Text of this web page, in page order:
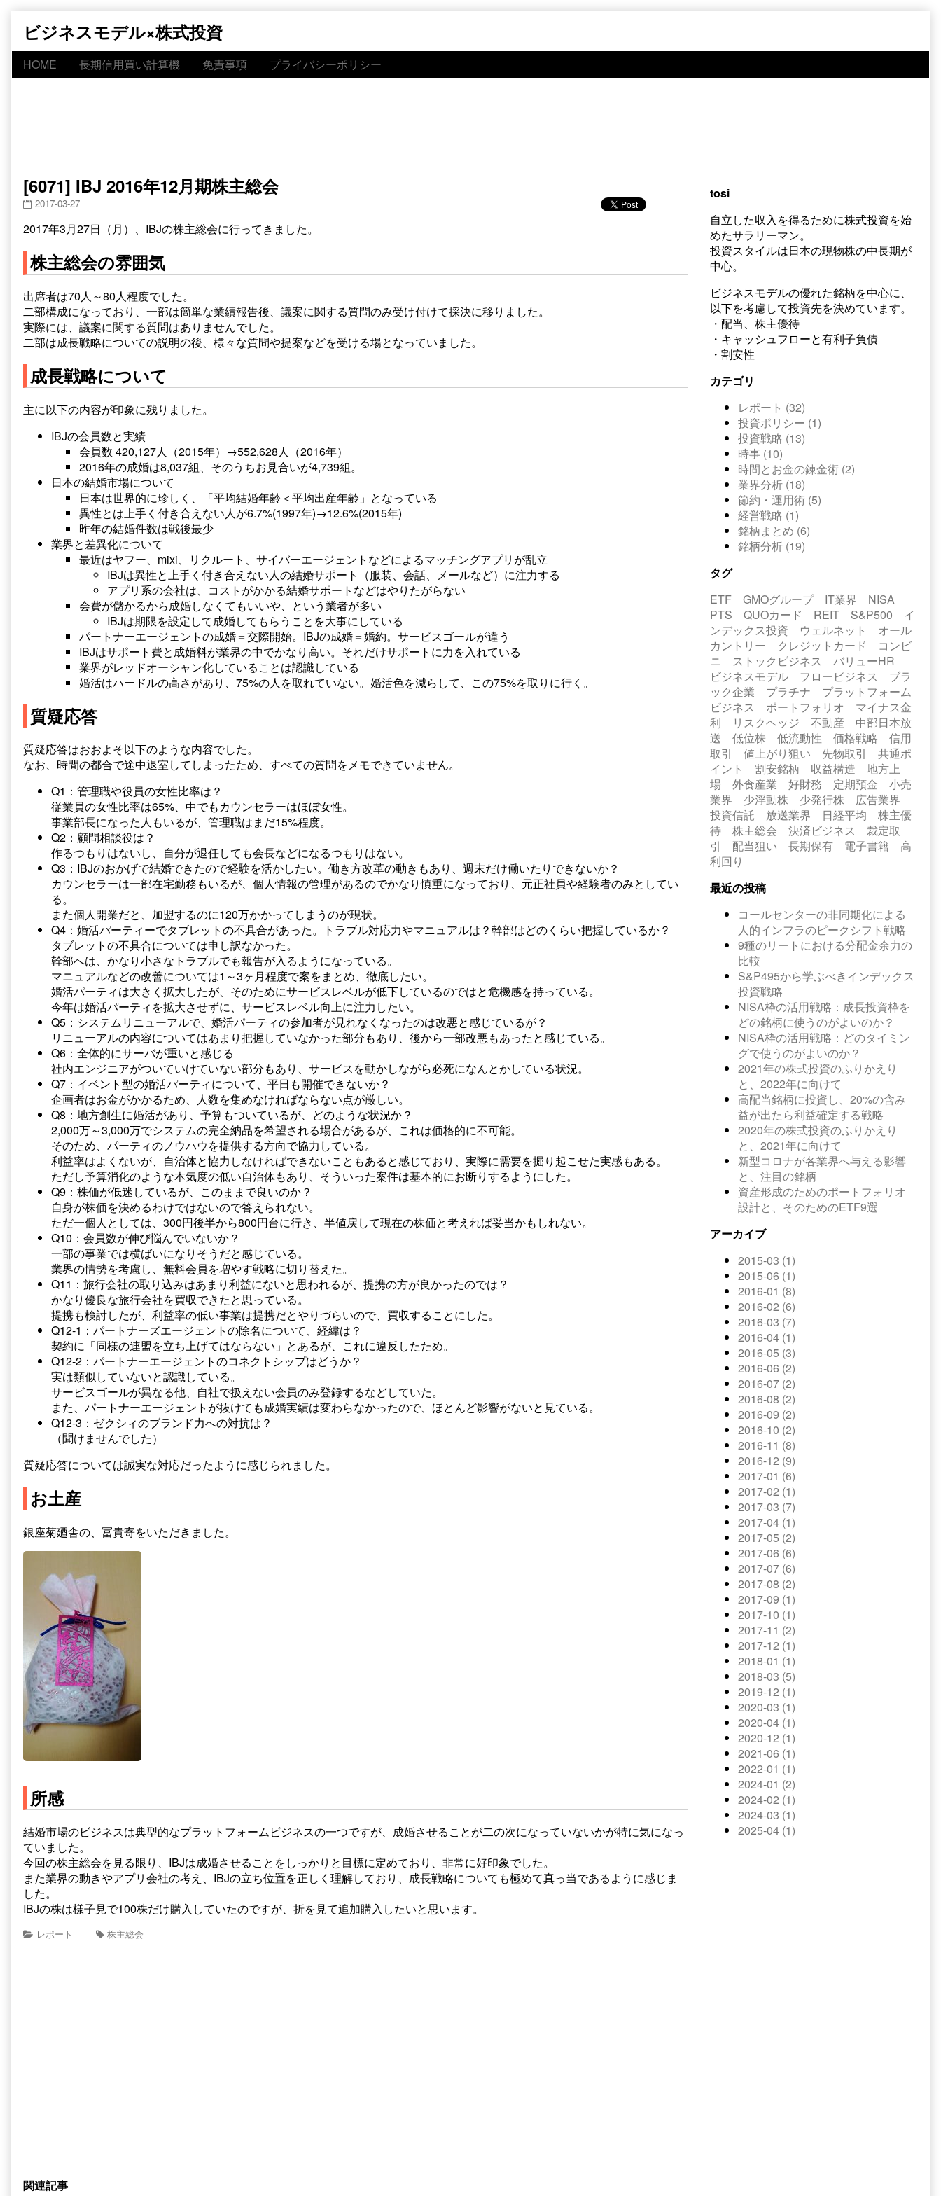
content
ビジネスモデル×株式投資
HOME 長期信用買い計算機 免責事項 プライバシーポリシー
[6071] IBJ 2016年12月期株主総会
2017-03-27
2017年3月27日（月）、IBJの株主総会に行ってきました。
株主総会の雰囲気
出席者は70人～80人程度でした。
二部構成になっており、一部は簡単な業績報告後、議案に関する質問のみ受け付けて採決に移りました。
実際には、議案に関する質問はありませんでした。
二部は成長戦略についての説明の後、様々な質問や提案などを受ける場となっていました。
成長戦略について
主に以下の内容が印象に残りました。
IBJの会員数と実績
会員数 420,127人（2015年）→552,628人（2016年）
2016年の成婚は8,037組、そのうちお見合いが4,739組。
日本の結婚市場について
日本は世界的に珍しく、「平均結婚年齢＜平均出産年齢」となっている
異性とは上手く付き合えない人が6.7%(1997年)→12.6%(2015年)
昨年の結婚件数は戦後最少
業界と差異化について
最近はヤフー、mixi、リクルート、サイバーエージェントなどによるマッチングアプリが乱立
IBJは異性と上手く付き合えない人の結婚サポート（服装、会話、メールなど）に注力する
アプリ系の会社は、コストがかかる結婚サポートなどはやりたがらない
会費が儲かるから成婚しなくてもいいや、という業者が多い
IBJは期限を設定して成婚してもらうことを大事にしている
パートナーエージェントの成婚＝交際開始。IBJの成婚＝婚約。サービスゴールが違う
IBJはサポート費と成婚料が業界の中でかなり高い。それだけサポートに力を入れている
業界がレッドオーシャン化していることは認識している
婚活はハードルの高さがあり、75%の人を取れていない。婚活色を減らして、この75%を取りに行く。
質疑応答
質疑応答はおおよそ以下のような内容でした。
なお、時間の都合で途中退室してしまったため、すべての質問をメモできていません。
Q1：管理職や役員の女性比率は？
従業員の女性比率は65%、中でもカウンセラーはほぼ女性。
事業部長になった人もいるが、管理職はまだ15%程度。
Q2：顧問相談役は？
作るつもりはないし、自分が退任しても会長などになるつもりはない。
Q3：IBJのおかげで結婚できたので経験を活かしたい。働き方改革の動きもあり、週末だけ働いたりできないか？
カウンセラーは一部在宅勤務もいるが、個人情報の管理があるのでかなり慎重になっており、元正社員や経験者のみとしてい
る。
また個人開業だと、加盟するのに120万かかってしまうのが現状。
Q4：婚活パーティーでタブレットの不具合があった。トラブル対応力やマニュアルは？幹部はどのくらい把握しているか？
タブレットの不具合については申し訳なかった。
幹部へは、かなり小さなトラブルでも報告が入るようになっている。
マニュアルなどの改善については1～3ヶ月程度で案をまとめ、徹底したい。
婚活パーティは大きく拡大したが、そのためにサービスレベルが低下しているのではと危機感を持っている。
今年は婚活パーティを拡大させずに、サービスレベル向上に注力したい。
Q5：システムリニューアルで、婚活パーティの参加者が見れなくなったのは改悪と感じているが？
リニューアルの内容についてはあまり把握していなかった部分もあり、後から一部改悪もあったと感じている。
Q6：全体的にサーバが重いと感じる
社内エンジニアがついていけていない部分もあり、サービスを動かしながら必死になんとかしている状況。
Q7：イベント型の婚活パーティについて、平日も開催できないか？
企画者はお金がかかるため、人数を集めなければならない点が厳しい。
Q8：地方創生に婚活があり、予算もついているが、どのような状況か？
2,000万～3,000万でシステムの完全納品を希望される場合があるが、これは価格的に不可能。
そのため、パーティのノウハウを提供する方向で協力している。
利益率はよくないが、自治体と協力しなければできないこともあると感じており、実際に需要を掘り起こせた実感もある。
ただし予算消化のような本気度の低い自治体もあり、そういった案件は基本的にお断りするようにした。
Q9：株価が低迷しているが、このままで良いのか？
自身が株価を決めるわけではないので答えられない。
ただ一個人としては、300円後半から800円台に行き、半値戻して現在の株価と考えれば妥当かもしれない。
Q10：会員数が伸び悩んでいないか？
一部の事業では横ばいになりそうだと感じている。
業界の情勢を考慮し、無料会員を増やす戦略に切り替えた。
Q11：旅行会社の取り込みはあまり利益にないと思われるが、提携の方が良かったのでは？
かなり優良な旅行会社を買収できたと思っている。
提携も検討したが、利益率の低い事業は提携だとやりづらいので、買収することにした。
Q12-1：パートナーズエージェントの除名について、経緯は？
契約に「同様の連盟を立ち上げてはならない」とあるが、これに違反したため。
Q12-2：パートナーエージェントのコネクトシップはどうか？
実は類似していないと認識している。
サービスゴールが異なる他、自社で扱えない会員のみ登録するなどしていた。
また、パートナーエージェントが抜けても成婚実績は変わらなかったので、ほとんど影響がないと見ている。
Q12-3：ゼクシィのブランド力への対抗は？
（聞けませんでした）
質疑応答については誠実な対応だったように感じられました。
お土産
銀座菊廼舎の、冨貴寄をいただきました。
所感
結婚市場のビジネスは典型的なプラットフォームビジネスの一つですが、成婚させることが二の次になっていないかが特に気になっ
ていました。
今回の株主総会を見る限り、IBJは成婚させることをしっかりと目標に定めており、非常に好印象でした。
また業界の動きやアプリ会社の考え、IBJの立ち位置を正しく理解しており、成長戦略についても極めて真っ当であるように感じま
した。
IBJの株は様子見で100株だけ購入していたのですが、折を見て追加購入したいと思います。
レポート 株主総会
関連記事
tosi
自立した収入を得るために株式投資を始
めたサラリーマン。
投資スタイルは日本の現物株の中長期が
中心。
ビジネスモデルの優れた銘柄を中心に、
以下を考慮して投資先を決めています。
・配当、株主優待
・キャッシュフローと有利子負債
・割安性
カテゴリ
レポート (32)
投資ポリシー (1)
投資戦略 (13)
時事 (10)
時間とお金の錬金術 (2)
業界分析 (18)
節約・運用術 (5)
経営戦略 (1)
銘柄まとめ (6)
銘柄分析 (19)
タグ
ETF
GMOグループ IT業界
NISA
PTS
QUOカード REIT S&P500
イ
ンデックス投資
ウェルネット
オール
カントリー
クレジットカード
コンビ
ニ
ストックビジネス
バリューHR
ビジネスモデル
フロービジネス
ブラ
ック企業
プラチナ
プラットフォーム
ビジネス
ポートフォリオ
マイナス金
利
リスクヘッジ 不動産
中部日本放
送
低位株 低流動性 価格戦略
信用
取引
値上がり狙い 先物取引
共通ポ
イント
割安銘柄 収益構造
地方上
場
外食産業 好財務 定期預金
小売
業界
少浮動株 少発行株
広告業界
投資信託
放送業界 日経平均
株主優
待
株主総会 決済ビジネス
裁定取
引
配当狙い 長期保有 電子書籍
高
利回り
最近の投稿
コールセンターの非同期化による
人的インフラのピークシフト戦略
9種のリートにおける分配金余力の
比較
S&P495から学ぶべきインデックス
投資戦略
NISA枠の活用戦略：成長投資枠を
どの銘柄に使うのがよいのか？
NISA枠の活用戦略：どのタイミン
グで使うのがよいのか？
2021年の株式投資のふりかえり
と、2022年に向けて
高配当銘柄に投資し、20%の含み
益が出たら利益確定する戦略
2020年の株式投資のふりかえり
と、2021年に向けて
新型コロナが各業界へ与える影響
と、注目の銘柄
資産形成のためのポートフォリオ
設計と、そのためのETF9選
アーカイブ
2015-03 (1)
2015-06 (1)
2016-01 (8)
2016-02 (6)
2016-03 (7)
2016-04 (1)
2016-05 (3)
2016-06 (2)
2016-07 (2)
2016-08 (2)
2016-09 (2)
2016-10 (2)
2016-11 (8)
2016-12 (9)
2017-01 (6)
2017-02 (1)
2017-03 (7)
2017-04 (1)
2017-05 (2)
2017-06 (6)
2017-07 (6)
2017-08 (2)
2017-09 (1)
2017-10 (1)
2017-11 (2)
2017-12 (1)
2018-01 (1)
2018-03 (5)
2019-12 (1)
2020-03 (1)
2020-04 (1)
2020-12 (1)
2021-06 (1)
2022-01 (1)
2024-01 (2)
2024-02 (1)
2024-03 (1)
2025-04 (1)